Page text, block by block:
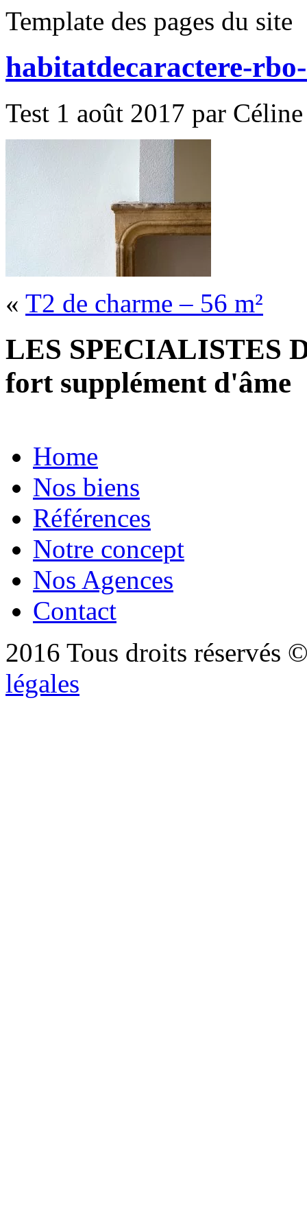
Template des pages du site
habitatdecaractere-
Test 1 août 2017 par
« T2 de charme – 56 m²
LES SPECIALISTES
fort supplément d'âme
Home
Nos biens
Références
Notre concept
Nos Agences
Contact
2016 Tous droits réservés
légales